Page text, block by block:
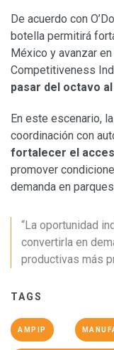
De acuerdo con
botella permitirá
México y avanzar
Competitiveness
pasar del octavo
En este escenario,
coordinación con
fortalecer el
promover
demanda en
“La oportunidad
convertirla en
productivas más
TAGS
AMPIP